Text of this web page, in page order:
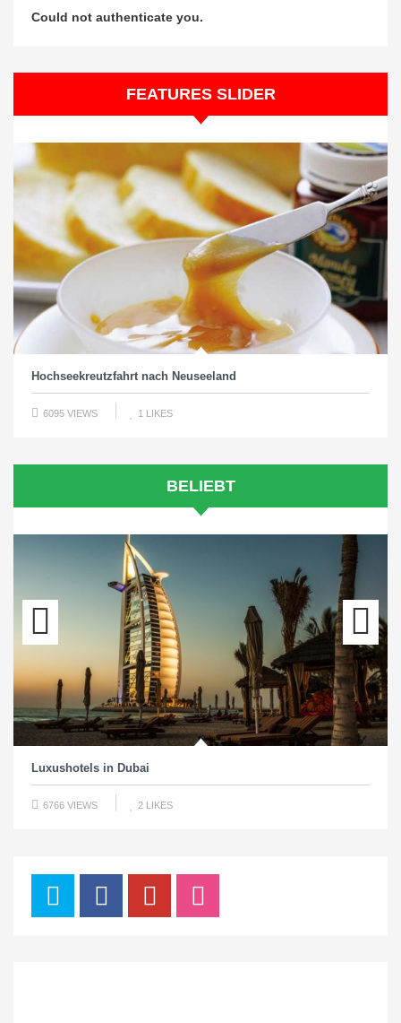
Could not authenticate you.
FEATURES SLIDER
Hochseekreutzfahrt nach Neuseeland
6095 VIEWS 1 LIKES
BELIEBT
Luxushotels in Dubai
6766 VIEWS 2 LIKES
Next